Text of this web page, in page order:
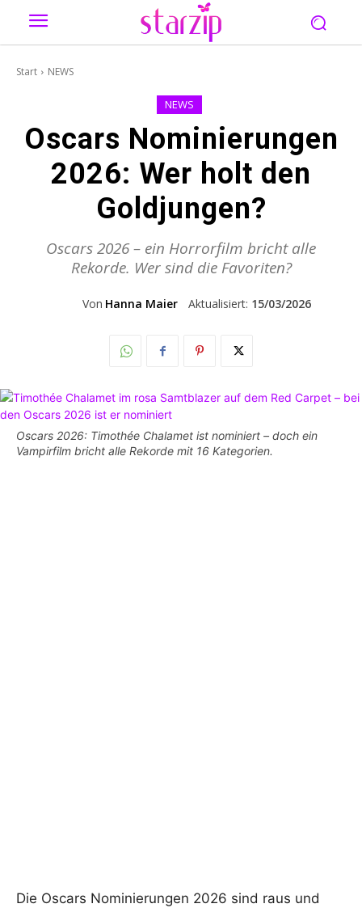
Start NEWS
NEWS
Oscars Nominierungen
2026: Wer holt den
Goldjungen?
Oscars 2026 – ein Horrorfilm bricht alle
Rekorde. Wer sind die Favoriten?
Von Hanna Maier Aktualisiert: 15/03/2026
Oscars 2026: Timothée Chalamet ist nominiert – doch ein
Vampirfilm bricht alle Rekorde mit 16 Kategorien.
Die Oscars Nominierungen 2026 sind raus und